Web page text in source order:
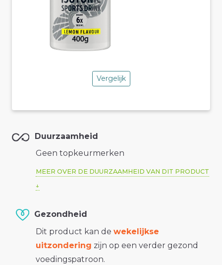
Vergelijk
Duurzaamheid
Geen topkeurmerken
MEER OVER DE DUURZAAMHEID VAN DIT PRODUCT
Gezondheid
Dit product kan de wekelijkse
uitzondering zijn op een verder gezond
voedingspatroon.